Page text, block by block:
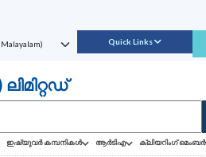
Quick Links
ഇഷ്യുവർ കമ്പനികൾ ആർടിഎ ക്ലിയറിംഗ് മെംബർ